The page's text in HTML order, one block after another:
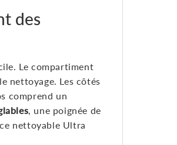
des
Le compartiment
nettoyage. Les côtés
comprend un
, une poignée de
nettoyable Ultra